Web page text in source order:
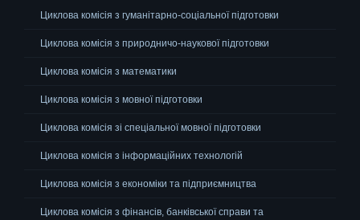
Циклова комісія з гуманітарно-соціальної підготовки
Циклова комісія з природничо-наукової підготовки
Циклова комісія з математики
Циклова комісія з мовної підготовки
Циклова комісія зі спеціальної мовної підготовки
Циклова комісія з інформаційних технологій
Циклова комісія з економіки та підприємництва
Циклова комісія з фінансів, банківської справи та